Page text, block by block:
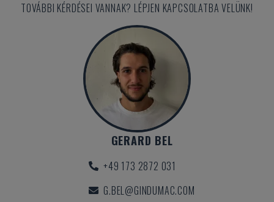
TOVÁBBI KÉRDÉSEI VANNAK? LÉPJEN KAPCSOLATBA VELÜNK!
GERARD BEL
+49 173 2872 031
G.BEL@GINDUMAC.COM